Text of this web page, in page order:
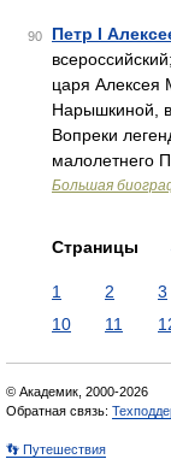
90 Петр I
царя Алексея
Нарышкиной,
Вопреки
малолетнего
Большая
Страницы
1 2 3
10
11
© Академик, 2000-2026
Обратная связь:
👣 Путешествия